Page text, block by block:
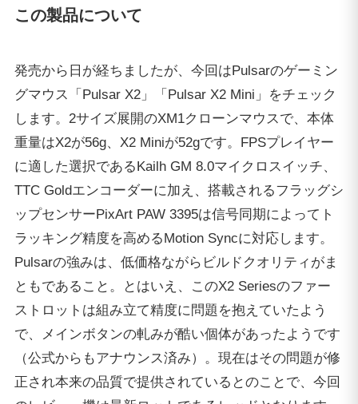
この製品について
発売から日が経ちましたが、今回はPulsarのゲーミン
グマウス「Pulsar X2」「Pulsar X2 Mini」をチェック
します。2サイズ展開のXM1クローンマウスで、本体
重量はX2が56g、X2 Miniが52gです。FPSプレイヤー
に適した選択であるKailh GM 8.0マイクロスイッチ、
TTC Goldエンコーダーに加え、搭載されるフラッグシ
ップセンサーPixArt PAW 3395は信号同期によってト
ラッキング精度を高めるMotion Syncに対応します。
Pulsarの強みは、低価格ながらビルドクオリティがま
ともであること。とはいえ、このX2 Seriesのファー
ストロットは組み立て精度に問題を抱えていたよう
で、メインボタンの軋みが酷い個体があったようです
（公式からもアナウンス済み）。現在はその問題が修
正され本来の品質で提供されているとのことで、今回